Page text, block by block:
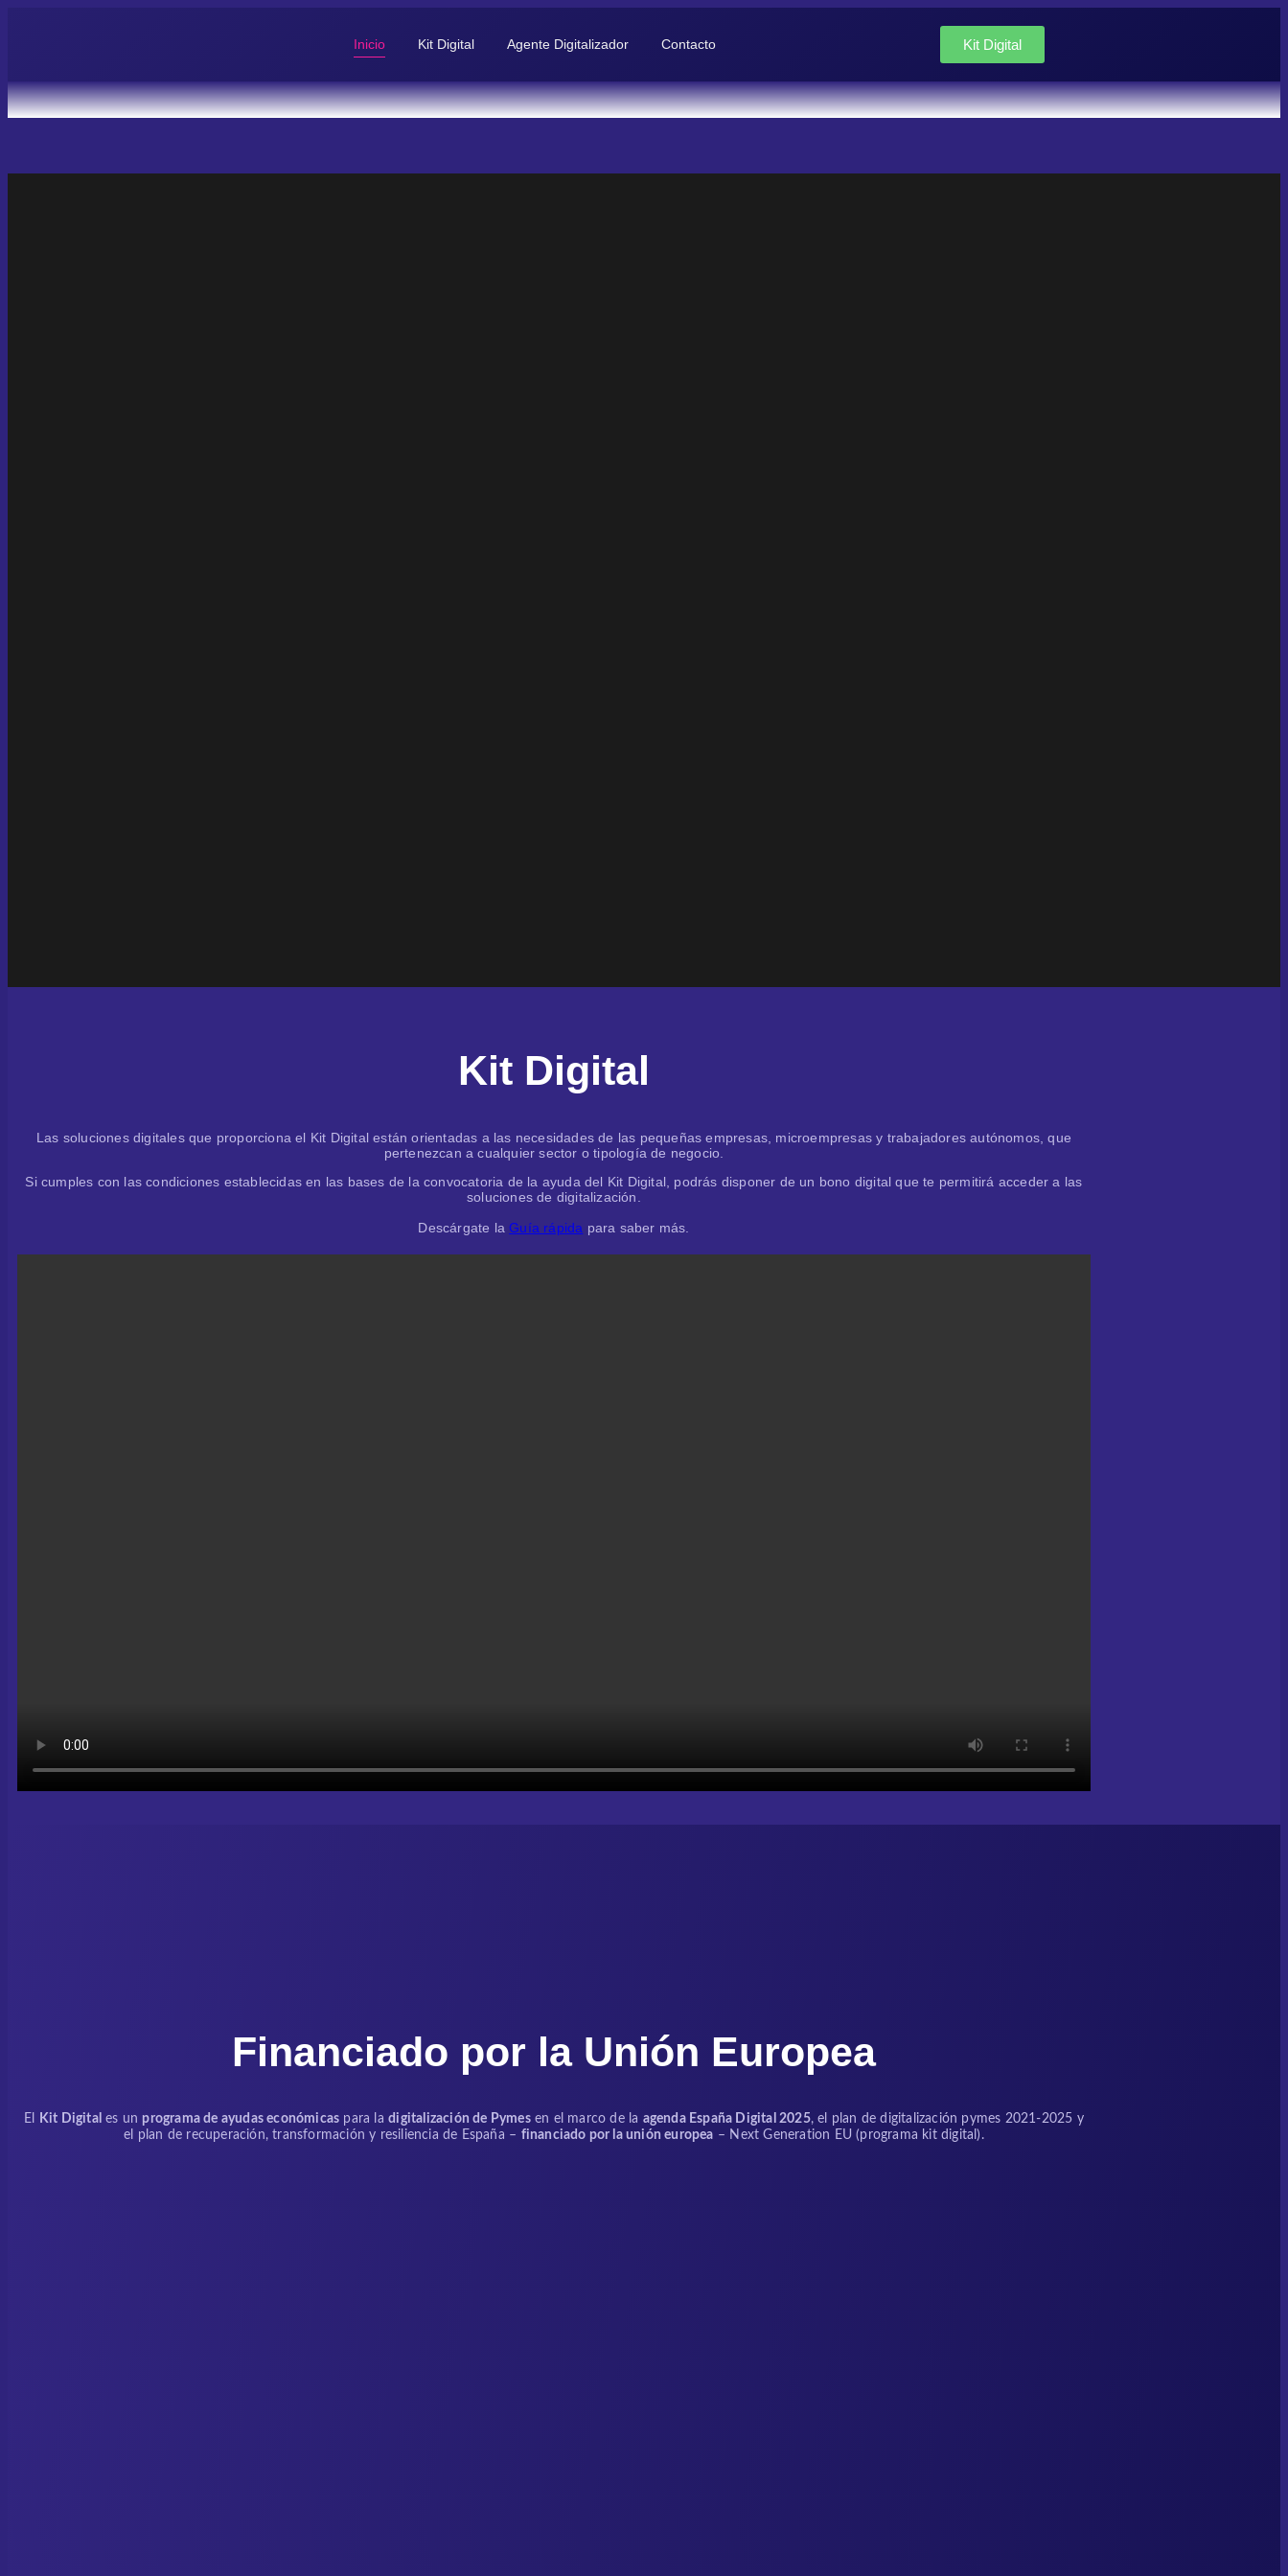
Inicio Kit Digital Agente Digitalizador Contacto Kit Digital
Kit Digital
Las soluciones digitales que proporciona el Kit Digital están orientadas a las necesidades de las pequeñas empresas, microempresas y trabajadores autónomos, que
pertenezcan a cualquier sector o tipología de negocio.
Si cumples con las condiciones establecidas en las bases de la convocatoria de la ayuda del Kit Digital, podrás disponer de un bono digital que te permitirá acceder a las
soluciones de digitalización.
Descárgate laGuía rápida para saber más.
Financiado por la Unión Europea
El Kit Digital es un programa de ayudas económicas para ladigitalización de Pymesen el marco de la agenda España Digital 2025, el plan de digitalización pymes 2021-2025 y
el plan de recuperación, transformación y resiliencia de España – financiado por la unión europea – Next Generation EU (programa kit digital).